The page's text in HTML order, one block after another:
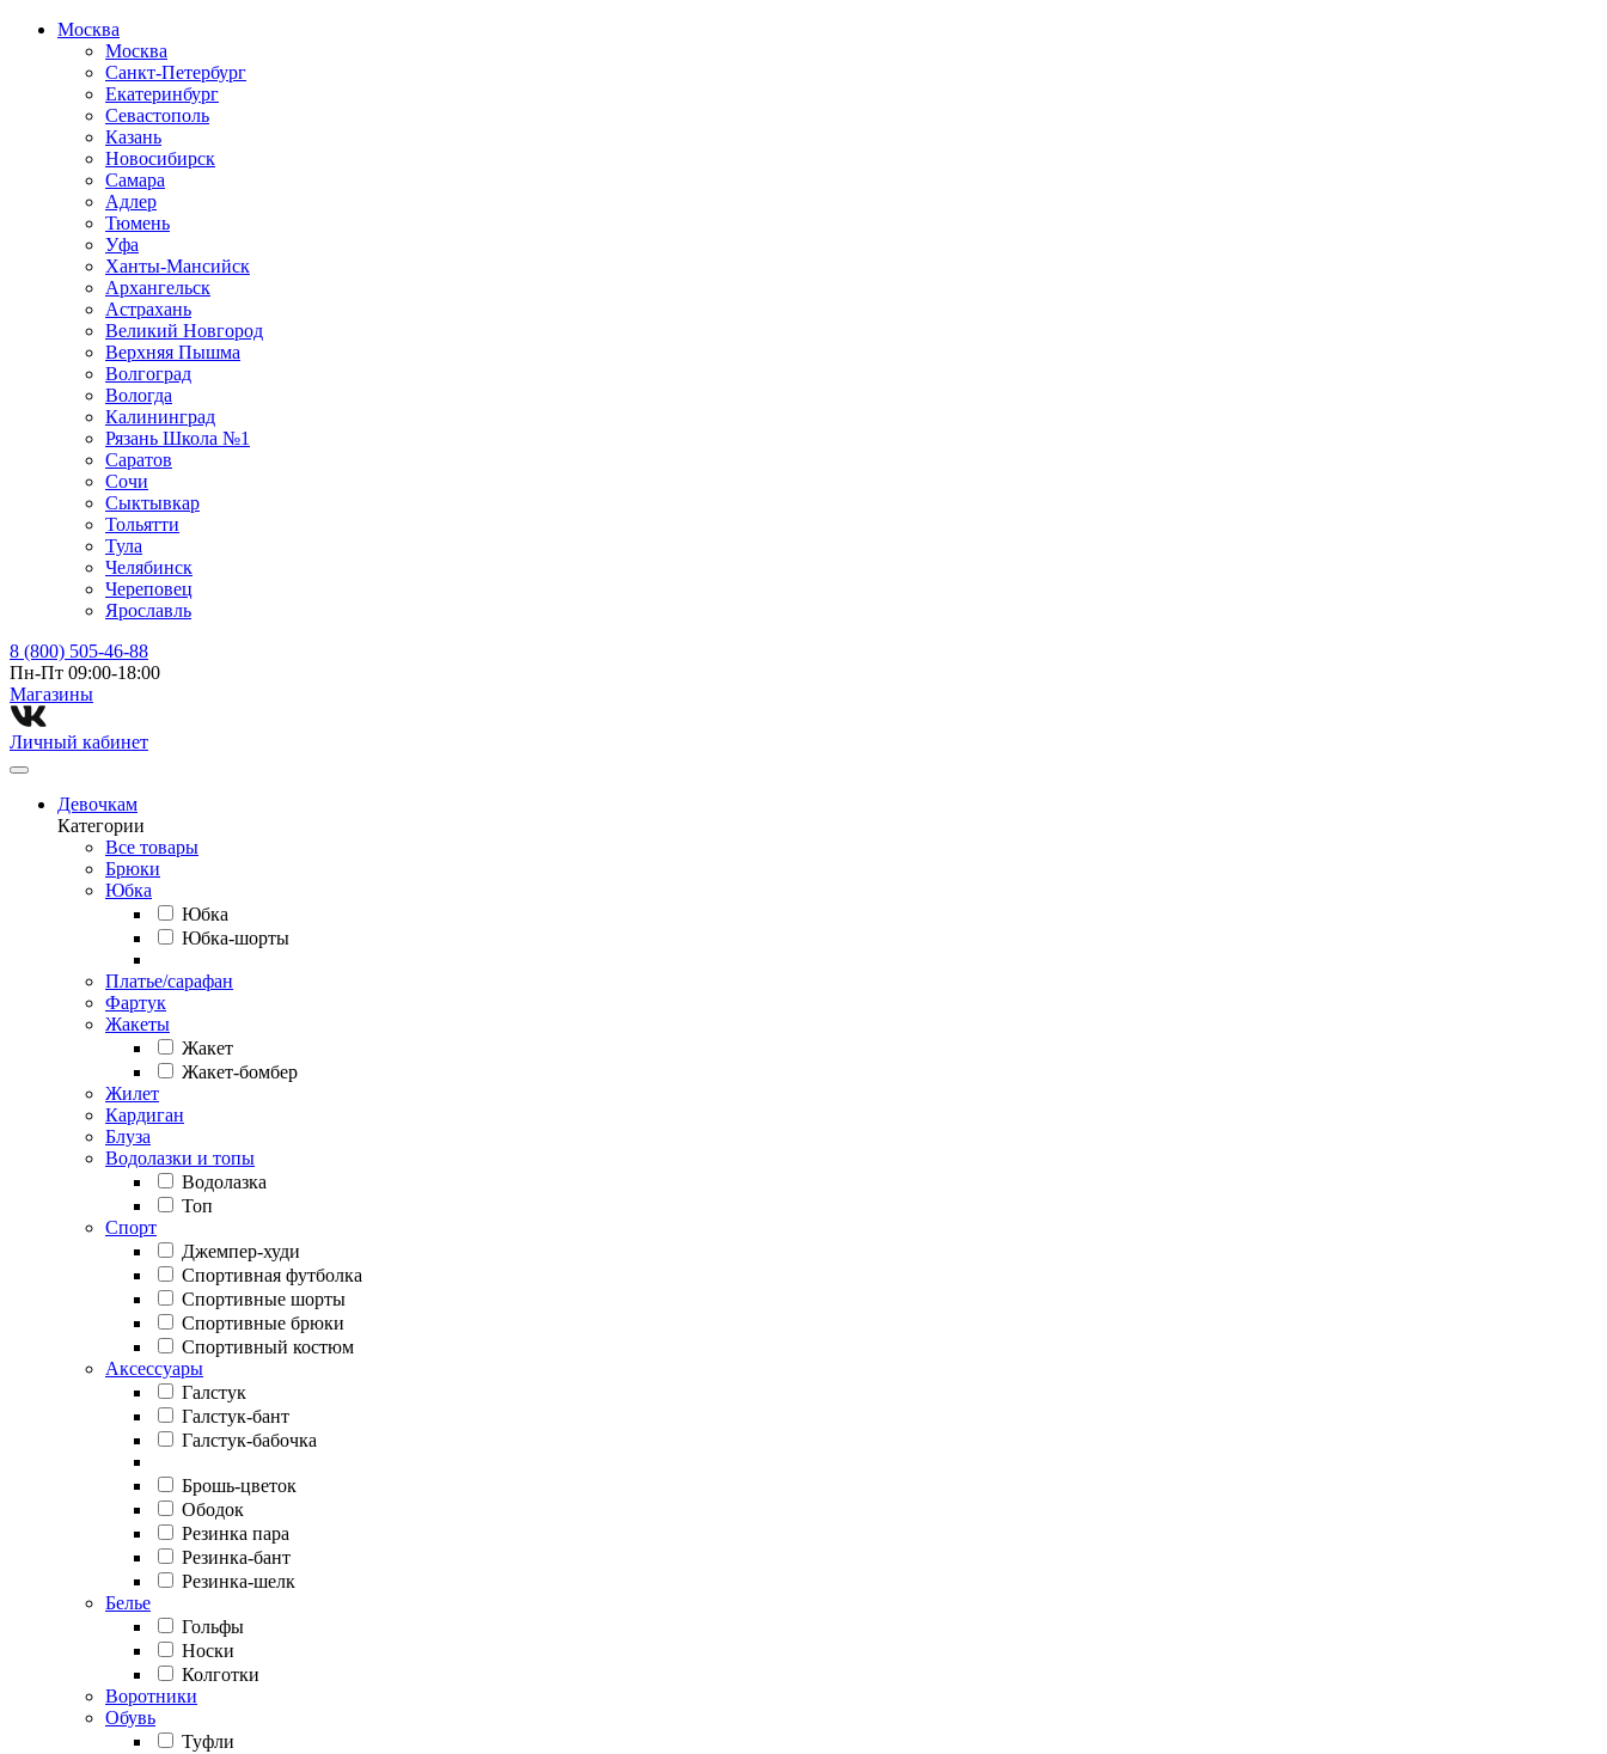
Москва
Москва
Санкт-Петербург
Екатеринбург
Севастополь
Казань
Новосибирск
Самара
Адлер
Тюмень
Уфа
Ханты-Мансийск
Архангельск
Астрахань
Великий Новгород
Верхняя Пышма
Волгоград
Вологда
Калининград
Рязань Школа №1
Саратов
Сочи
Сыктывкар
Тольятти
Тула
Челябинск
Череповец
Ярославль
8 (800) 505-46-88
Пн-Пт 09:00-18:00
Магазины⁠
Личный кабинет
Девочкам
Категории
Все товары
Брюки
Юбка
Юбка
Юбка-шорты
Платье/сарафан
Фартук
Жакеты
Жакет
Жакет-бомбер
Жилет
Кардиган
Блуза
Водолазки и топы
Водолазка
Топ
Спорт
Джемпер-худи
Спортивная футболка
Спортивные шорты
Спортивные брюки
Спортивный костюм
Аксессуары
Галстук
Галстук-бант
Галстук-бабочка
Брошь-цветок
Ободок
Резинка пара
Резинка-бант
Резинка-шелк
Белье
Гольфы
Носки
Колготки
Воротники
Обувь
Туфли